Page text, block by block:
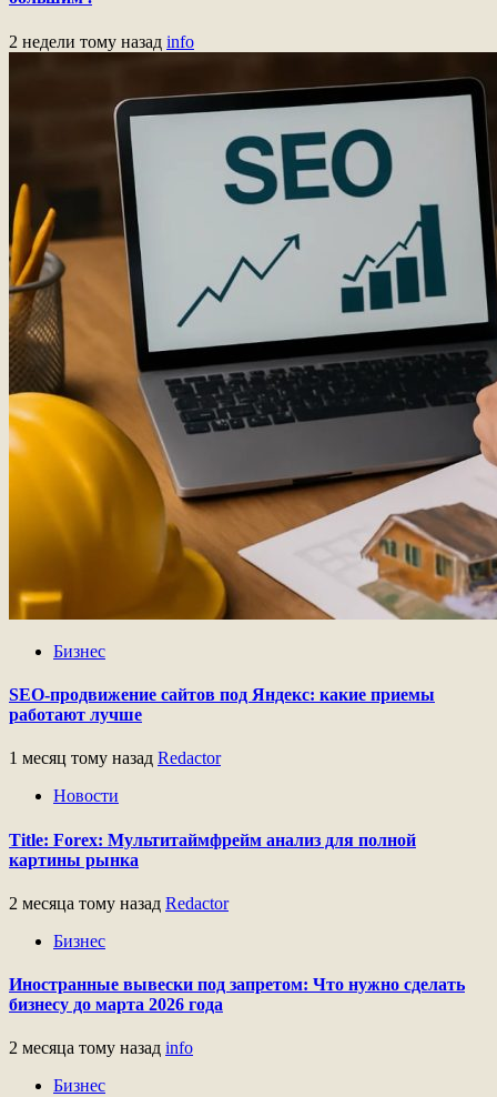
2 недели тому назад info
Бизнес
SEO-продвижение сайтов под Яндекс: какие приемы
работают лучше
1 месяц тому назад Redactor
Новости
Title: Forex: Мультитаймфрейм анализ для полной
картины рынка
2 месяца тому назад Redactor
Бизнес
Иностранные вывески под запретом: Что нужно сделать
бизнесу до марта 2026 года
2 месяца тому назад info
Бизнес